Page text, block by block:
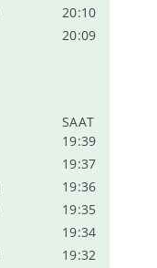
20:10
20:09
SAAT
19:39
19:37
19:36
19:35
19:34
19:32